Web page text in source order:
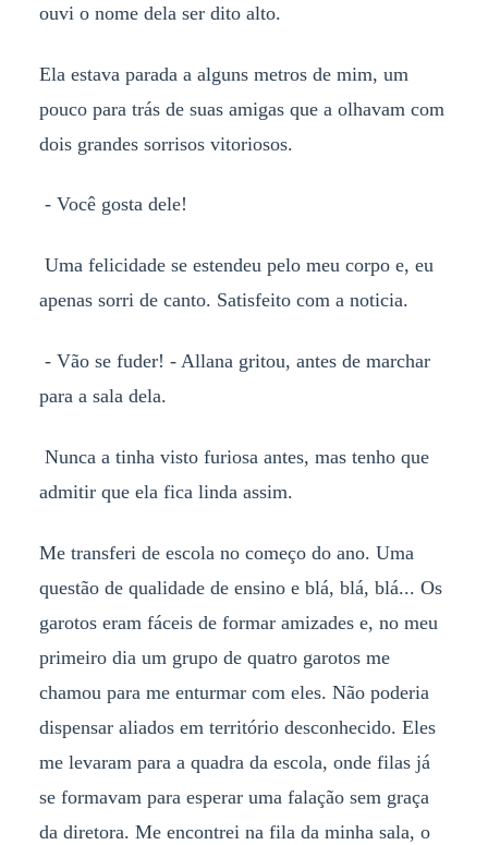
ouvi o nome dela ser dito alto.
Ela estava parada a alguns metros de mim, um
pouco para trás de suas amigas que a olhavam com
dois grandes sorrisos vitoriosos.
- Você gosta dele!
Uma felicidade se estendeu pelo meu corpo e, eu
apenas sorri de canto. Satisfeito com a noticia.
- Vão se fuder! - Allana gritou, antes de marchar
para a sala dela.
Nunca a tinha visto furiosa antes, mas tenho que
admitir que ela fica linda assim.
Me transferi de escola no começo do ano. Uma
questão de qualidade de ensino e blá, blá, blá... Os
garotos eram fáceis de formar amizades e, no meu
primeiro dia um grupo de quatro garotos me
chamou para me enturmar com eles. Não poderia
dispensar aliados em território desconhecido. Eles
me levaram para a quadra da escola, onde filas já
se formavam para esperar uma falação sem graça
da diretora. Me encontrei na fila da minha sala, o